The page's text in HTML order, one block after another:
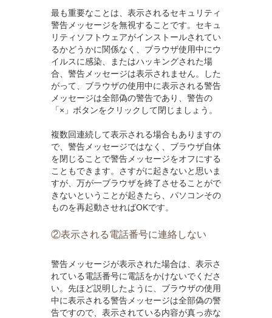
最も重要なことは、表示されるセキュリティ
警告メッセージを無視することです。セキュ
リティソフトウェアがインストールされてい
るかどうかに関係なく、ブラウザ使用中にウ
イルスに感染、またはハッキングされた場
合、警告メッセージは表示されません。した
がって、ブラウザの使用中に表示される警告
メッセージは全部偽の警告であり、警告の
「×」ボタンをクリックして閉じましょう。
複数回連続して表示される場合もありますの
で、警告メッセージではなく、ブラウザ自体
を閉じることで警告メッセージをオフにする
こともできます。さすがに起きないと思いま
すが、万が一ブラウザを終了させることがで
きないということが起きたら、パソコンその
ものを再起動させればOKです。
②表示される電話番号に連絡しない
警告メッセージが表示された場合は、表示さ
れている電話番号に電話をかけないでくださ
い。先ほど説明したように、ブラウザの使用
中に表示される警告メッセージは全部偽の警
告ですので、表示されている内容が真っ赤な